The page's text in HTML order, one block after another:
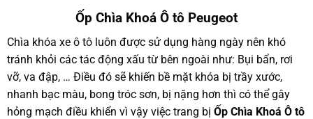
Ốp Chìa Khoá Ô tô Peugeot
Chìa khóa xe ô tô luôn được sử dụng hàng ngày nên khó
tránh khỏi các tác động xấu từ bên ngoài như: Bụi bẩn, rơi
vỡ, va đập, … Điều đó sẽ khiến bề mặt khóa bị trầy xước,
nhanh bạc màu, bong tróc sơn, bị nặng hơn thì có thể gây
hỏng mạch điều khiển vì vậy việc trang bị Ốp Chìa Khoá Ô tô